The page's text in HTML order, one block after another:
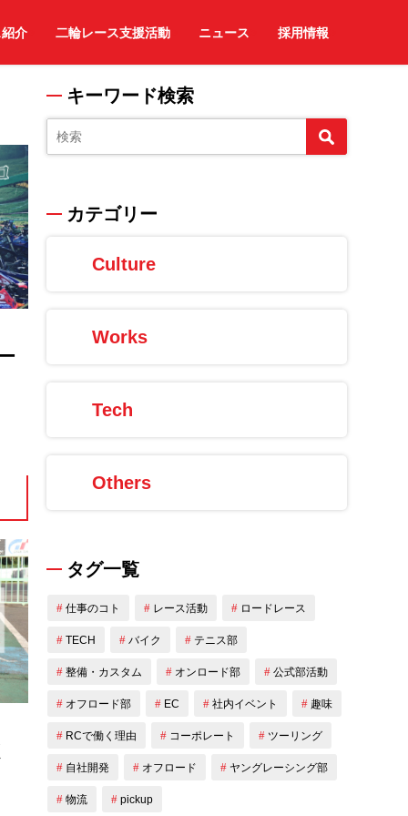
介 二輪レース支援活動 ニュース 採用情報
キーワード検索
カテゴリー
Culture
Others
Tech
Works
タグ一覧
仕事のコト レース活動 ロードレース
TECH バイク テニス部
整備・カスタム オンロード部 公式部活動
オフロード部 EC 社内イベント 趣味
RCで働く理由 コーポレート ツーリング
自社開発 オフロード ヤングレーシング部
物流 pickup